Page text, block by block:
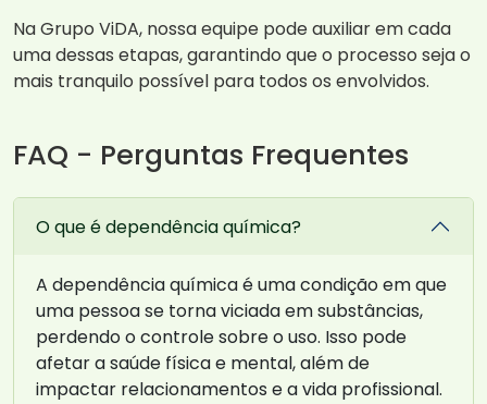
Na Grupo ViDA, nossa equipe pode auxiliar em cada
uma dessas etapas, garantindo que o processo seja o
mais tranquilo possível para todos os envolvidos.
FAQ - Perguntas Frequentes
O que é dependência química?
A dependência química é uma condição em que
uma pessoa se torna viciada em substâncias,
perdendo o controle sobre o uso. Isso pode
afetar a saúde física e mental, além de
impactar relacionamentos e a vida profissional.